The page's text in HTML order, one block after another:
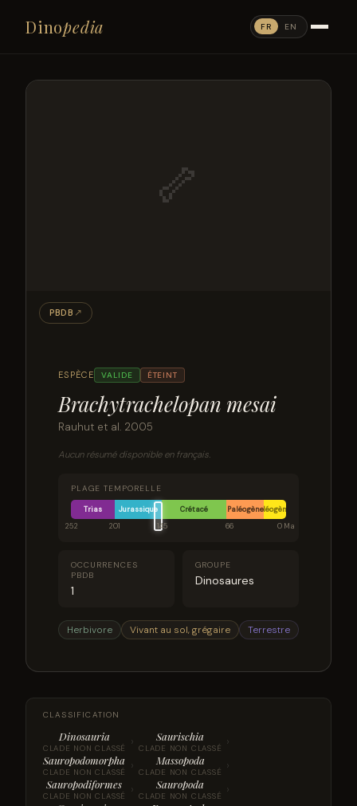
Dinopedia FR EN
ESPÈCE VALIDE ÉTEINT
Brachytrachelopan mesai
Rauhut et al. 2005
Aucun résumé disponible en français.
PLAGE TEMPORELLE
Trias Jurassique Crétacé PaléogèneNéogène
252
201 145 66 0 Ma
OCCURRENCES
PBDB
1
GROUPE
Dinosaures
Herbivore Vivant au sol, grégaire Terrestre
🦴
PBDB ↗
CLASSIFICATION
Dinosauria
CLADE NON CLASSÉ › Saurischia
CLADE NON CLASSÉ ›
Sauropodomorpha
CLADE NON CLASSÉ › Massopoda
CLADE NON CLASSÉ ›
Sauropodiformes
CLADE NON CLASSÉ › Sauropoda
CLADE NON CLASSÉ ›